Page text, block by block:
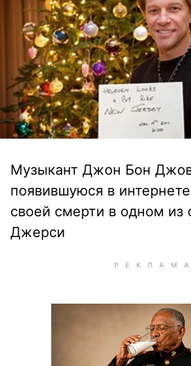
Музыкант Джон Бон
появившуюся в
своей смерти в одном из
Джерси